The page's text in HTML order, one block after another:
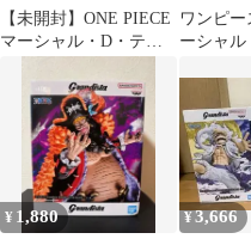
【未開封】ONE PIECE
マーシャル・D・ティ
ワンピー
ーシャル
¥ 1,880 ¥3,666